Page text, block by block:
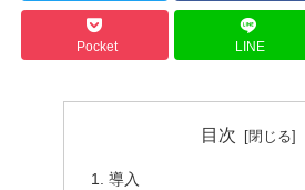
Pocket LINE
目次
導入